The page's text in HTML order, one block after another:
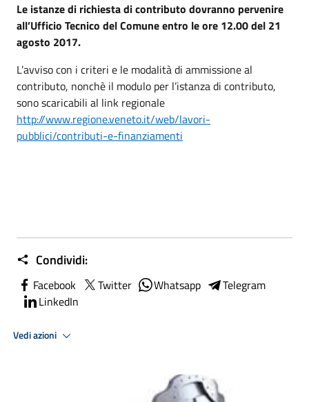
Le istanze di richiesta di contributo dovranno pervenire
all’Ufficio Tecnico del Comune entro le ore 12.00 del 21
agosto 2017.
L’avviso con i criteri e le modalità di ammissione al
contributo, nonchè il modulo per l’istanza di contributo,
sono scaricabili al link regionale
http://www.regione.veneto.it/web/lavori-
pubblici/contributi-e-finanziamenti
Condividi:
Facebook Twitter Whatsapp
Telegram
LinkedIn
Vedi azioni